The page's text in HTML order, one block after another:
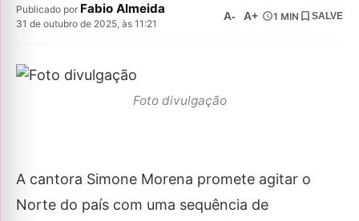
Publicado por Fabio Almeida
31 de outubro de 2025, às 11:21
A- A+ 1 MIN SALVE
Foto divulgação
A cantora Simone Morena promete agitar o
Norte do país com uma sequência de